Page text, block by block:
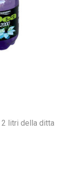
2 litri della ditta